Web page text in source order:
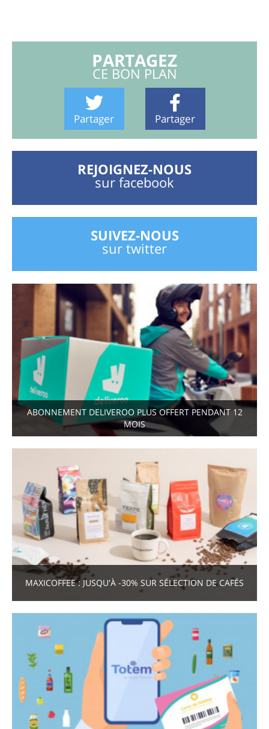
PARTAGEZ
CE BON PLAN
Partager Partager
REJOIGNEZ-NOUS
sur facebook
SUIVEZ-NOUS
sur twitter
ABONNEMENT DELIVEROO PLUS OFFERT PENDANT 12
MOIS
MAXICOFFEE : JUSQU'À -30% SUR SÉLECTION DE CAFÉS